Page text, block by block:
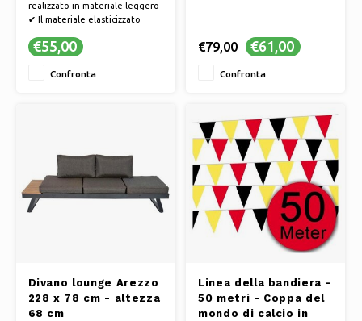
realizzato in materiale leggero
✔ Il materiale elasticizzato
comoda e libertà di movimento
gilet ideale per tutte le tue
€55,00
Confronta
€79,00 €61,00
Confronta
Divano lounge Arezzo
228 x 78 cm - altezza
68 cm
Linea della bandiera -
50 metri - Coppa del
mondo di calcio in